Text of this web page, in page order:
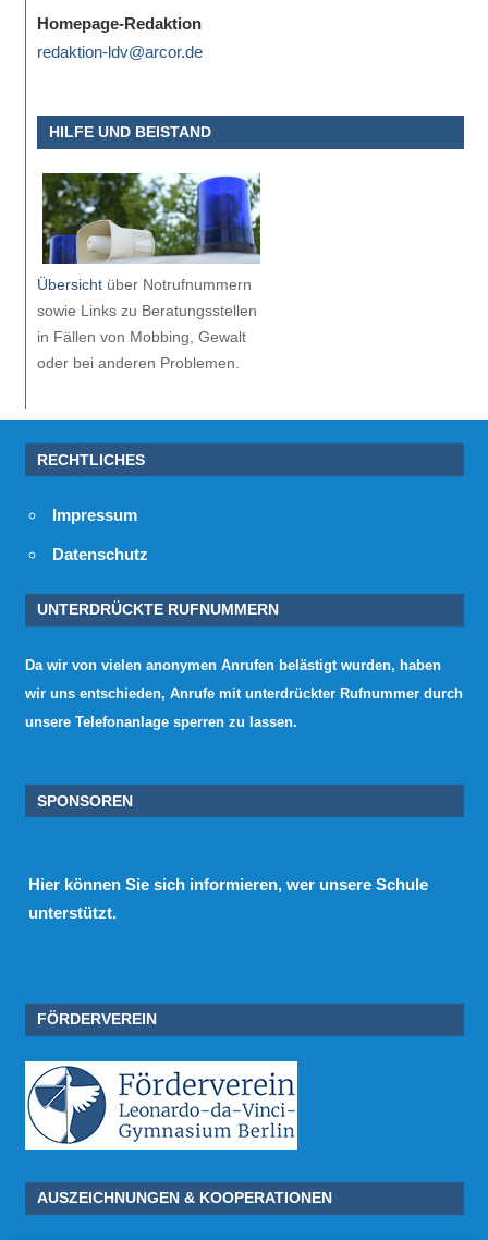
Homepage-Redaktion
redaktion-ldv@arcor.de
HILFE UND BEISTAND
Übersichtüber Notrufnummern
sowie Links zu Beratungsstellen
in Fällen von Mobbing, Gewalt
oder bei anderen Problemen.
RECHTLICHES
Impressum
Datenschutz
UNTERDRÜCKTE RUFNUMMERN
Da wir von vielen anonymen Anrufen belästigt wurden, haben
wir uns entschieden, Anrufe mit unterdrückter Rufnummer durch
unsere Telefonanlage sperren zu lassen.
SPONSOREN
Hier können Sie sich informieren, wer unsere Schule
unterstützt.
FÖRDERVEREIN
AUSZEICHNUNGEN & KOOPERATIONEN